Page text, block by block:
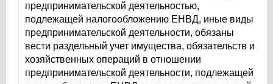
предпринимательской деятельностью,
подлежащей налогообложению ЕНВД, иные виды
предпринимательской деятельности, обязаны
вести раздельный учет имущества, обязательств и
хозяйственных операций в отношении
предпринимательской деятельности, подлежащей